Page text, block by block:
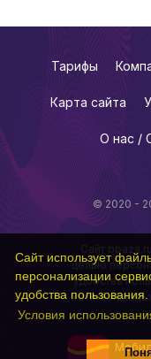
Сайт использует
персонализации
удобства пользования.
Условия
© 2020 -
Сайт
целью
удобства
хотите
Тарифы
Карта сайта
О нас /